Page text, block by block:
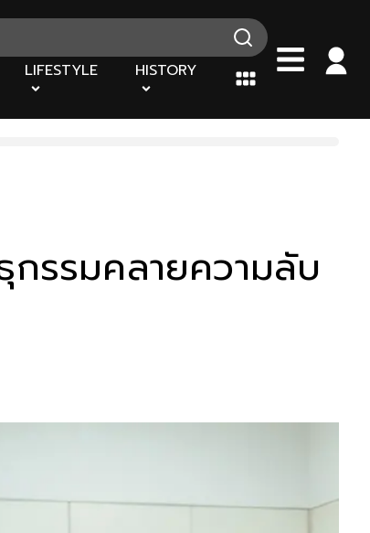
LIFESTYLE HISTORY
รรมคลายความลับ